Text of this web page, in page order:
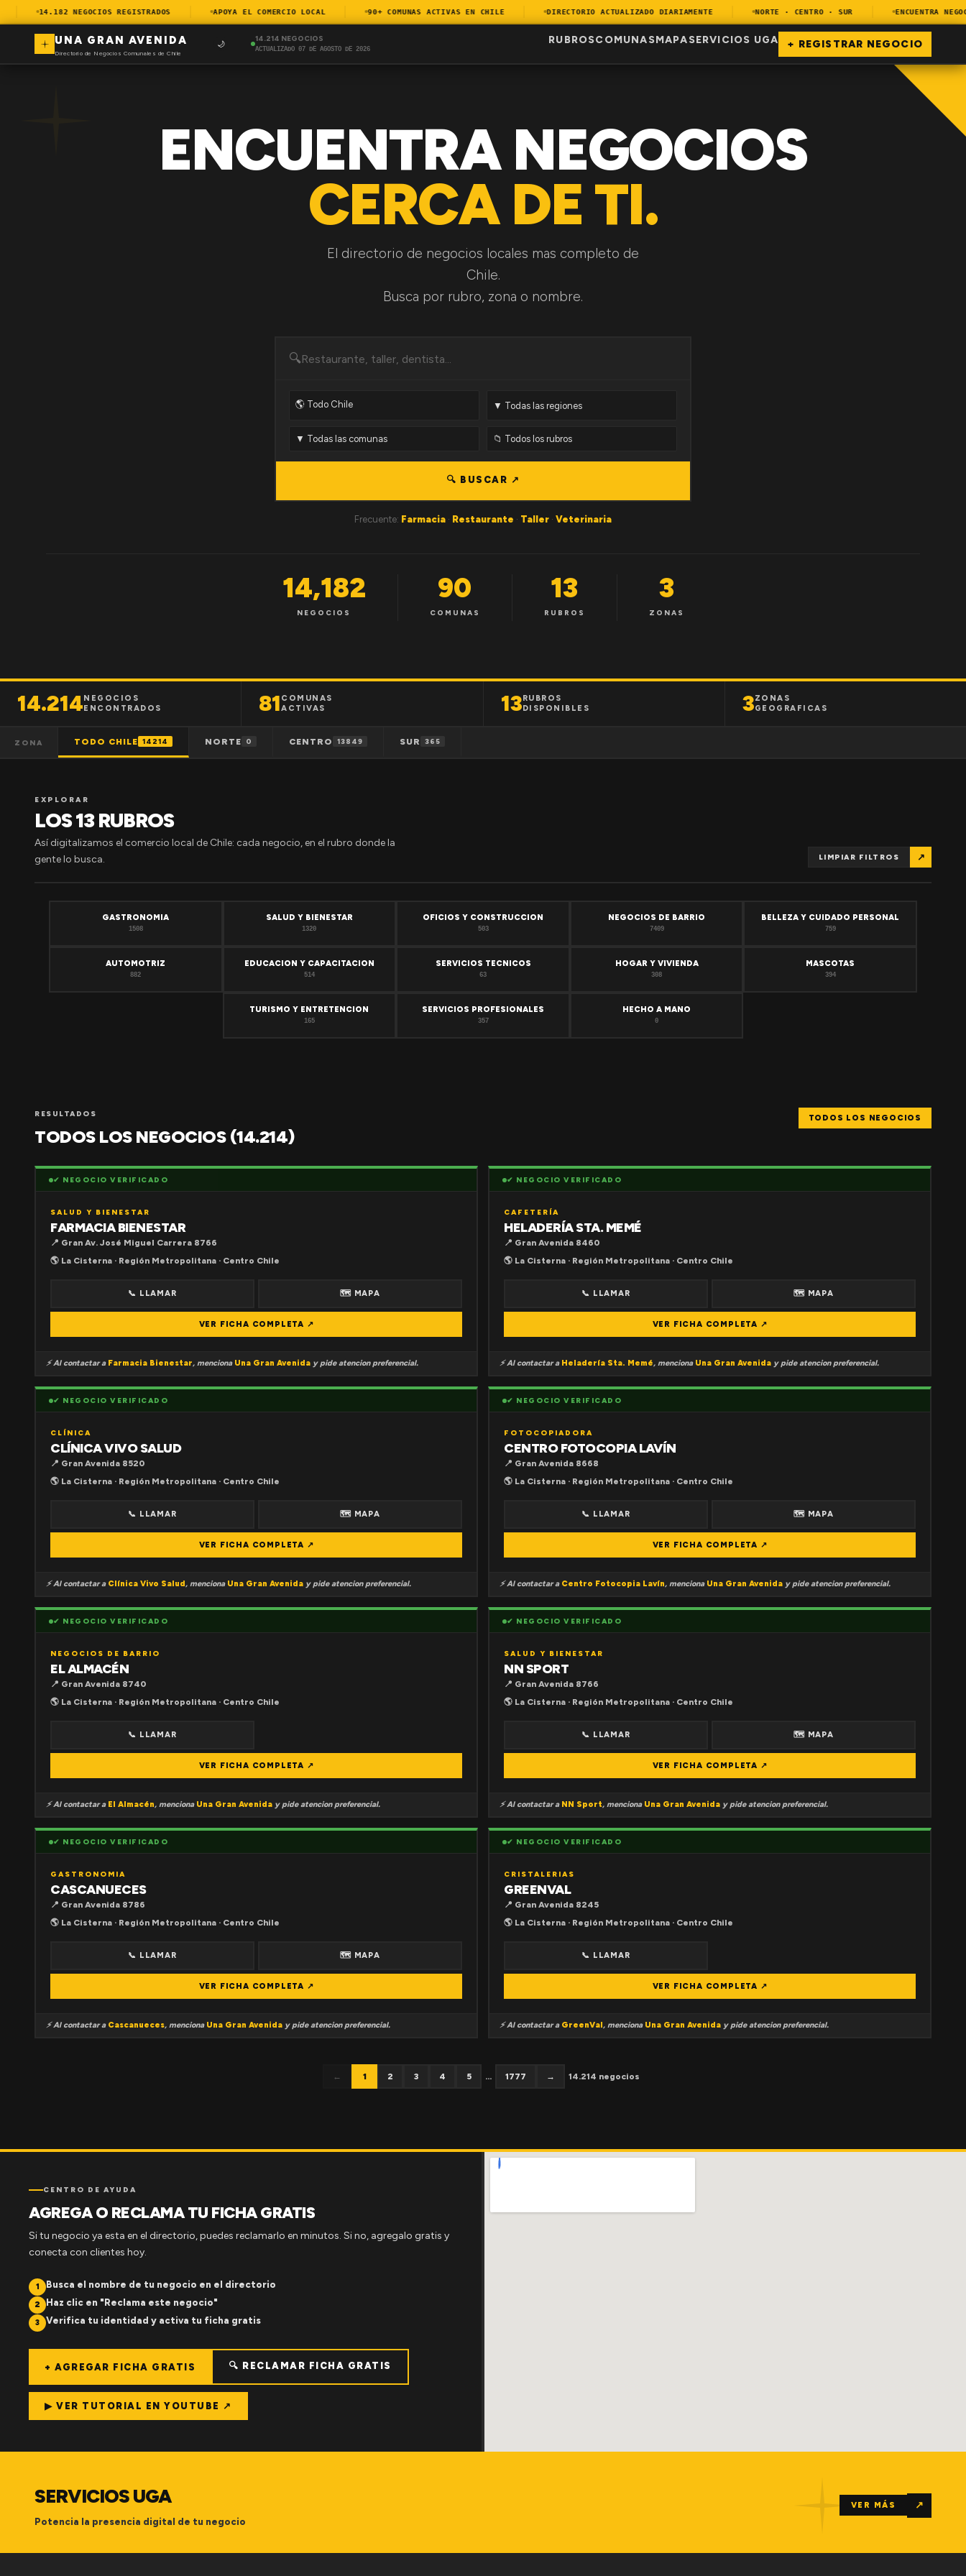
14.182 NEGOCIOS REGISTRADOS APOYA EL COMERCIO LOCAL 90+ COMUNAS ACTIVAS EN CHILE DIRECTORIO ACTUALIZADO DIARIAMENTE NORTE · CENTRO · SUR ENCUENTRA
UNA GRAN AVENIDA
Directorio de Negocios Comunales de Chile
🌙
14.214 NEGOCIOS
ACTUALIZADO 07 DE AGOSTO DE 2026
RUBROSCOMUNASMAPASERVICIOS UGA + REGISTRAR NEGOCIO
ENCUENTRA NEGOCIOS
CERCA DE TI.
El directorio de negocios locales mas completo de
Chile.
Busca por rubro, zona o nombre.
🔍
🔍 BUSCAR ↗
Frecuente: Farmacia · Restaurante · Taller · Veterinaria
14,182
NEGOCIOS
90
COMUNAS
13
RUBROS
3
ZONAS
14.214NEGOCIOS
ENCONTRADOS
81COMUNAS
ACTIVAS
13RUBROS
DISPONIBLES
3ZONAS
GEOGRAFICAS
ZONA TODO CHILE 14214 NORTE 0 CENTRO 13849 SUR 365
EXPLORAR
LOS 13 RUBROS
Así digitalizamos el comercio local de Chile: cada negocio, en el rubro donde la
gente lo busca.
LIMPIAR FILTROS ↗
GASTRONOMIA
1508
SALUD Y BIENESTAR
1320
OFICIOS Y CONSTRUCCION
503
NEGOCIOS DE BARRIO
7409
BELLEZA Y CUIDADO PERSONAL
759
AUTOMOTRIZ
882
EDUCACION Y CAPACITACION
514
SERVICIOS TECNICOS
63
HOGAR Y VIVIENDA
308
MASCOTAS
394
TURISMO Y ENTRETENCION
165
SERVICIOS PROFESIONALES
357
HECHO A MANO
0
RESULTADOS
TODOS LOS NEGOCIOS (14.214)
TODOS LOS NEGOCIOS
✔ NEGOCIO VERIFICADO
SALUD Y BIENESTAR
FARMACIA BIENESTAR
📍 Gran Av. José Miguel Carrera 8766
🌎 La Cisterna · Región Metropolitana · Centro Chile
📞 LLAMAR 🗺 MAPA
VER FICHA COMPLETA ↗
⚡ Al contactar a Farmacia Bienestar, menciona Una Gran Avenida y pide atencion preferencial.
✔ NEGOCIO VERIFICADO
CAFETERÍA
HELADERÍA STA. MEMÉ
📍 Gran Avenida 8460
🌎 La Cisterna · Región Metropolitana · Centro Chile
📞 LLAMAR 🗺 MAPA
VER FICHA COMPLETA ↗
⚡ Al contactar a Heladería Sta. Memé, menciona Una Gran Avenida y pide atencion preferencial.
✔ NEGOCIO VERIFICADO
CLÍNICA
CLÍNICA VIVO SALUD
📍 Gran Avenida 8520
🌎 La Cisterna · Región Metropolitana · Centro Chile
📞 LLAMAR 🗺 MAPA
VER FICHA COMPLETA ↗
⚡ Al contactar a Clínica Vivo Salud, menciona Una Gran Avenida y pide atencion preferencial.
✔ NEGOCIO VERIFICADO
FOTOCOPIADORA
CENTRO FOTOCOPIA LAVÍN
📍 Gran Avenida 8668
🌎 La Cisterna · Región Metropolitana · Centro Chile
📞 LLAMAR 🗺 MAPA
VER FICHA COMPLETA ↗
⚡ Al contactar a Centro Fotocopia Lavín, menciona Una Gran Avenida y pide atencion preferencial.
✔ NEGOCIO VERIFICADO
NEGOCIOS DE BARRIO
EL ALMACÉN
📍 Gran Avenida 8740
🌎 La Cisterna · Región Metropolitana · Centro Chile
📞 LLAMAR
VER FICHA COMPLETA ↗
⚡ Al contactar a El Almacén, menciona Una Gran Avenida y pide atencion preferencial.
✔ NEGOCIO VERIFICADO
SALUD Y BIENESTAR
NN SPORT
📍 Gran Avenida 8766
🌎 La Cisterna · Región Metropolitana · Centro Chile
📞 LLAMAR 🗺 MAPA
VER FICHA COMPLETA ↗
⚡ Al contactar a NN Sport, menciona Una Gran Avenida y pide atencion preferencial.
✔ NEGOCIO VERIFICADO
GASTRONOMIA
CASCANUECES
📍 Gran Avenida 8786
🌎 La Cisterna · Región Metropolitana · Centro Chile
📞 LLAMAR 🗺 MAPA
VER FICHA COMPLETA ↗
⚡ Al contactar a Cascanueces, menciona Una Gran Avenida y pide atencion preferencial.
✔ NEGOCIO VERIFICADO
CRISTALERIAS
GREENVAL
📍 Gran Avenida 8245
🌎 La Cisterna · Región Metropolitana · Centro Chile
📞 LLAMAR
VER FICHA COMPLETA ↗
⚡ Al contactar a GreenVal, menciona Una Gran Avenida y pide atencion preferencial.
← 1 2 3 4 5 ... 1777 → 14.214 negocios
CENTRO DE AYUDA
AGREGA O RECLAMA TU FICHA GRATIS
Si tu negocio ya esta en el directorio, puedes reclamarlo en minutos. Si no, agregalo gratis y
conecta con clientes hoy.
1 Busca el nombre de tu negocio en el directorio
2 Haz clic en "Reclama este negocio"
3 Verifica tu identidad y activa tu ficha gratis
+ AGREGAR FICHA GRATIS 🔍 RECLAMAR FICHA GRATIS
▶ VER TUTORIAL EN YOUTUBE ↗
SERVICIOS UGA
Potencia la presencia digital de tu negocio
VER MÁS ↗